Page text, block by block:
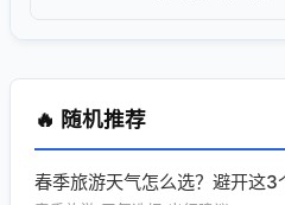
🔥 随机推荐
春季旅游天气怎么选？避开这3